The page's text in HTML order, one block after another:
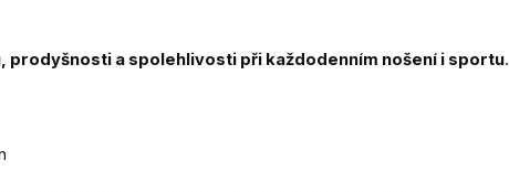
prodyšnosti a spolehlivosti při každodenním nošení i sportu.